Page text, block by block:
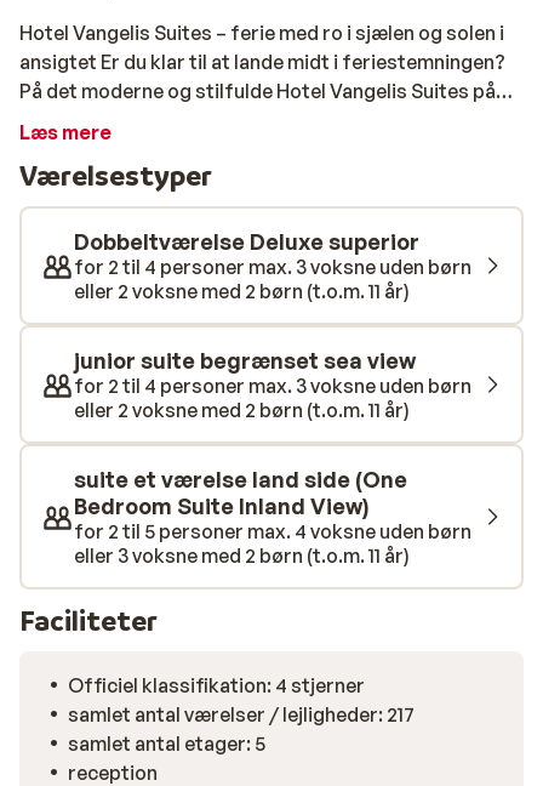
Hotel Vangelis Suites – ferie med ro i sjælen og solen i
ansigtet Er du klar til at lande midt i feriestemningen?
På det moderne og stilfulde Hotel Vangelis Suites på
solrige Cypern kommer afslapningen helt naturligt. Her
og nyde en drink eller snack i skyggen – eller lade solen
kysse kinderne, mens du tager en lur i din liggestol. Har
du brug for ekstra ro, er der også en separat pool kun
for voksne over 18 år. Det er ferie, når det er bedst.
Hotellet ligger omgivet af smuk natur og en rolig
atmosfære, hvor du hurtigt glemmer hverdagen.
Værelserne er komfortable og udstyret med moderne
faciliteter, så du føler dig hjemme – bare bedre. Når
sulten melder sig, står hotellets restaurant klar med
både lokale lækkerier og internationale favoritter. Og
ja, alt er inkluderet, så du kan læne dig tilbage og nyde
det hele uden bekymringer. Personalet sørger for, at du
føler dig godt tilpas fra første dag – med varme smil
og ægte gæstfrihed. Hotel Vangelis Suites er for dig,
der drømmer om fred og forkælelse under solen. Ses vi
på Cypern?
Læs mere
Værelsestyper
Dobbeltværelse Deluxe superior
for 2 til 4 personer max. 3 voksne uden børn
eller 2 voksne med 2 børn (t.o.m. 11 år)
junior suite begrænset sea view
for 2 til 4 personer max. 3 voksne uden børn
eller 2 voksne med 2 børn (t.o.m. 11 år)
suite et værelse land side (One
Bedroom Suite Inland View)
for 2 til 5 personer max. 4 voksne uden børn
eller 3 voksne med 2 børn (t.o.m. 11 år)
Faciliteter
Officiel klassifikation: 4 stjerner
samlet antal værelser / lejligheder: 217
samlet antal etager: 5
reception